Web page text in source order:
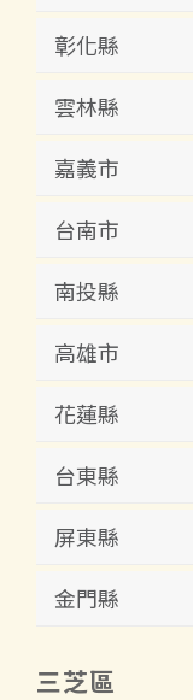
彰化縣
雲林縣
嘉義市
台南市
南投縣
高雄市
花蓮縣
台東縣
屏東縣
金門縣
三芝區